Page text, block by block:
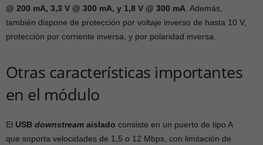
@ 200 mA, 3,3 V @ 300 mA, y 1,8 V @ 300 mA. Además,
también dispone de protección por voltaje inverso de hasta 10 V,
protección por corriente inversa, y por polaridad inversa.
Otras características importantes
en el módulo
El USB downstream aislado consiste en un puerto de tipo A
que soporta velocidades de 1,5 o 12 Mbps, con limitación de